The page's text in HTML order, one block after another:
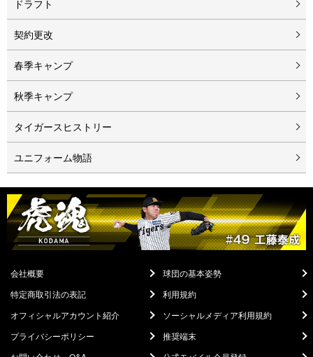
ドラフト
契約更改
春季キャンプ
秋季キャンプ
タイガースヒストリー
ユニフォーム物語
会社概要
球団の基本姿勢
特定商取引法の表記
利用規約
オフィシャルアカウント紹介
ソーシャルメディア利用規約
プライバシーポリシー
推奨端末